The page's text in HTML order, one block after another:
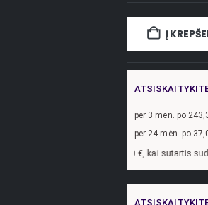
Į
per 3 mėn. po
per 24 mėn. po
€, kai sutartis sudaroma 24 mėn.